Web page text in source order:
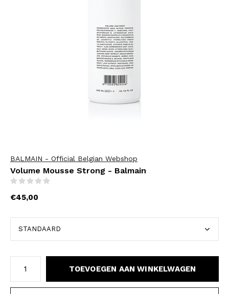
BALMAIN - Official Belgian Webshop
Volume Mousse Strong - Balmain
€45,00
TOEVOEGEN AAN WINKELWAGEN